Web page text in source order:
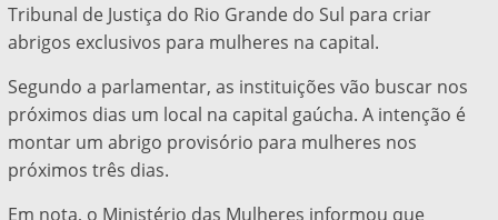
Tribunal de Justiça do Rio Grande do Sul para criar
abrigos exclusivos para mulheres na capital.
Segundo a parlamentar, as instituições vão buscar nos
próximos dias um local na capital gaúcha. A intenção é
montar um abrigo provisório para mulheres nos
próximos três dias.
Em nota, o Ministério das Mulheres informou que